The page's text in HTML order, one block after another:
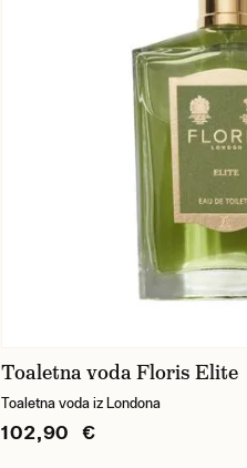
Toaletna voda Floris Elite
Toaletna voda iz Londona
102,90 €